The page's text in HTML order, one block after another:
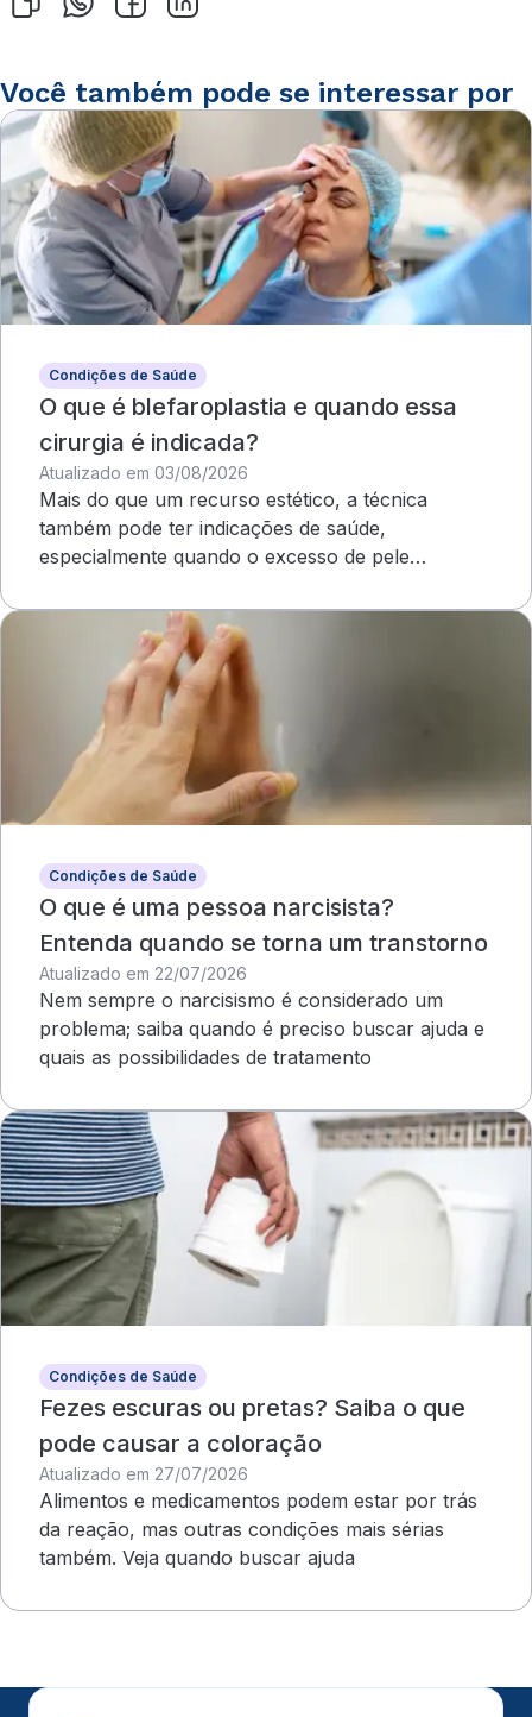
Você também pode se interessar por
Condições de Saúde
O que é blefaroplastia e quando essa
cirurgia é indicada?
Atualizado em 03/08/2026
Mais do que um recurso estético, a técnica
também pode ter indicações de saúde,
especialmente quando o excesso de pele
Condições de Saúde
O que é uma pessoa narcisista?
Entenda quando se torna um transtorno
Atualizado em 22/07/2026
Nem sempre o narcisismo é considerado um
problema; saiba quando é preciso buscar ajuda e
quais as possibilidades de tratamento
Condições de Saúde
Fezes escuras ou pretas? Saiba o que
pode causar a coloração
Atualizado em 27/07/2026
Alimentos e medicamentos podem estar por trás
da reação, mas outras condições mais sérias
também. Veja quando buscar ajuda